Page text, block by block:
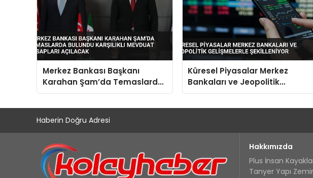
Merkez Bankası Başkanı
Karahan Şam’da Temaslarda
Bulundu Karşılıklı Mevduat
Küresel Piyasalar Merkez
Bankaları ve Jeopolitik
Gelişmelerle Şekilleniyor
Haberin Doğru Adresi
Hakkımızda
Plus İnsan
Tanyer Yapı